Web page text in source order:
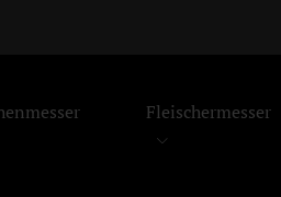
Fleischermesser